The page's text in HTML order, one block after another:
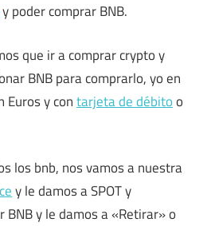
y poder comprar BNB.
que ir a comprar crypto y
BNB para comprarlo, yo en
Euros y contarjeta de débitoo
los bnb, nos vamos a nuestra
y le damos a SPOT y
BNB y le damos a «Retirar» o